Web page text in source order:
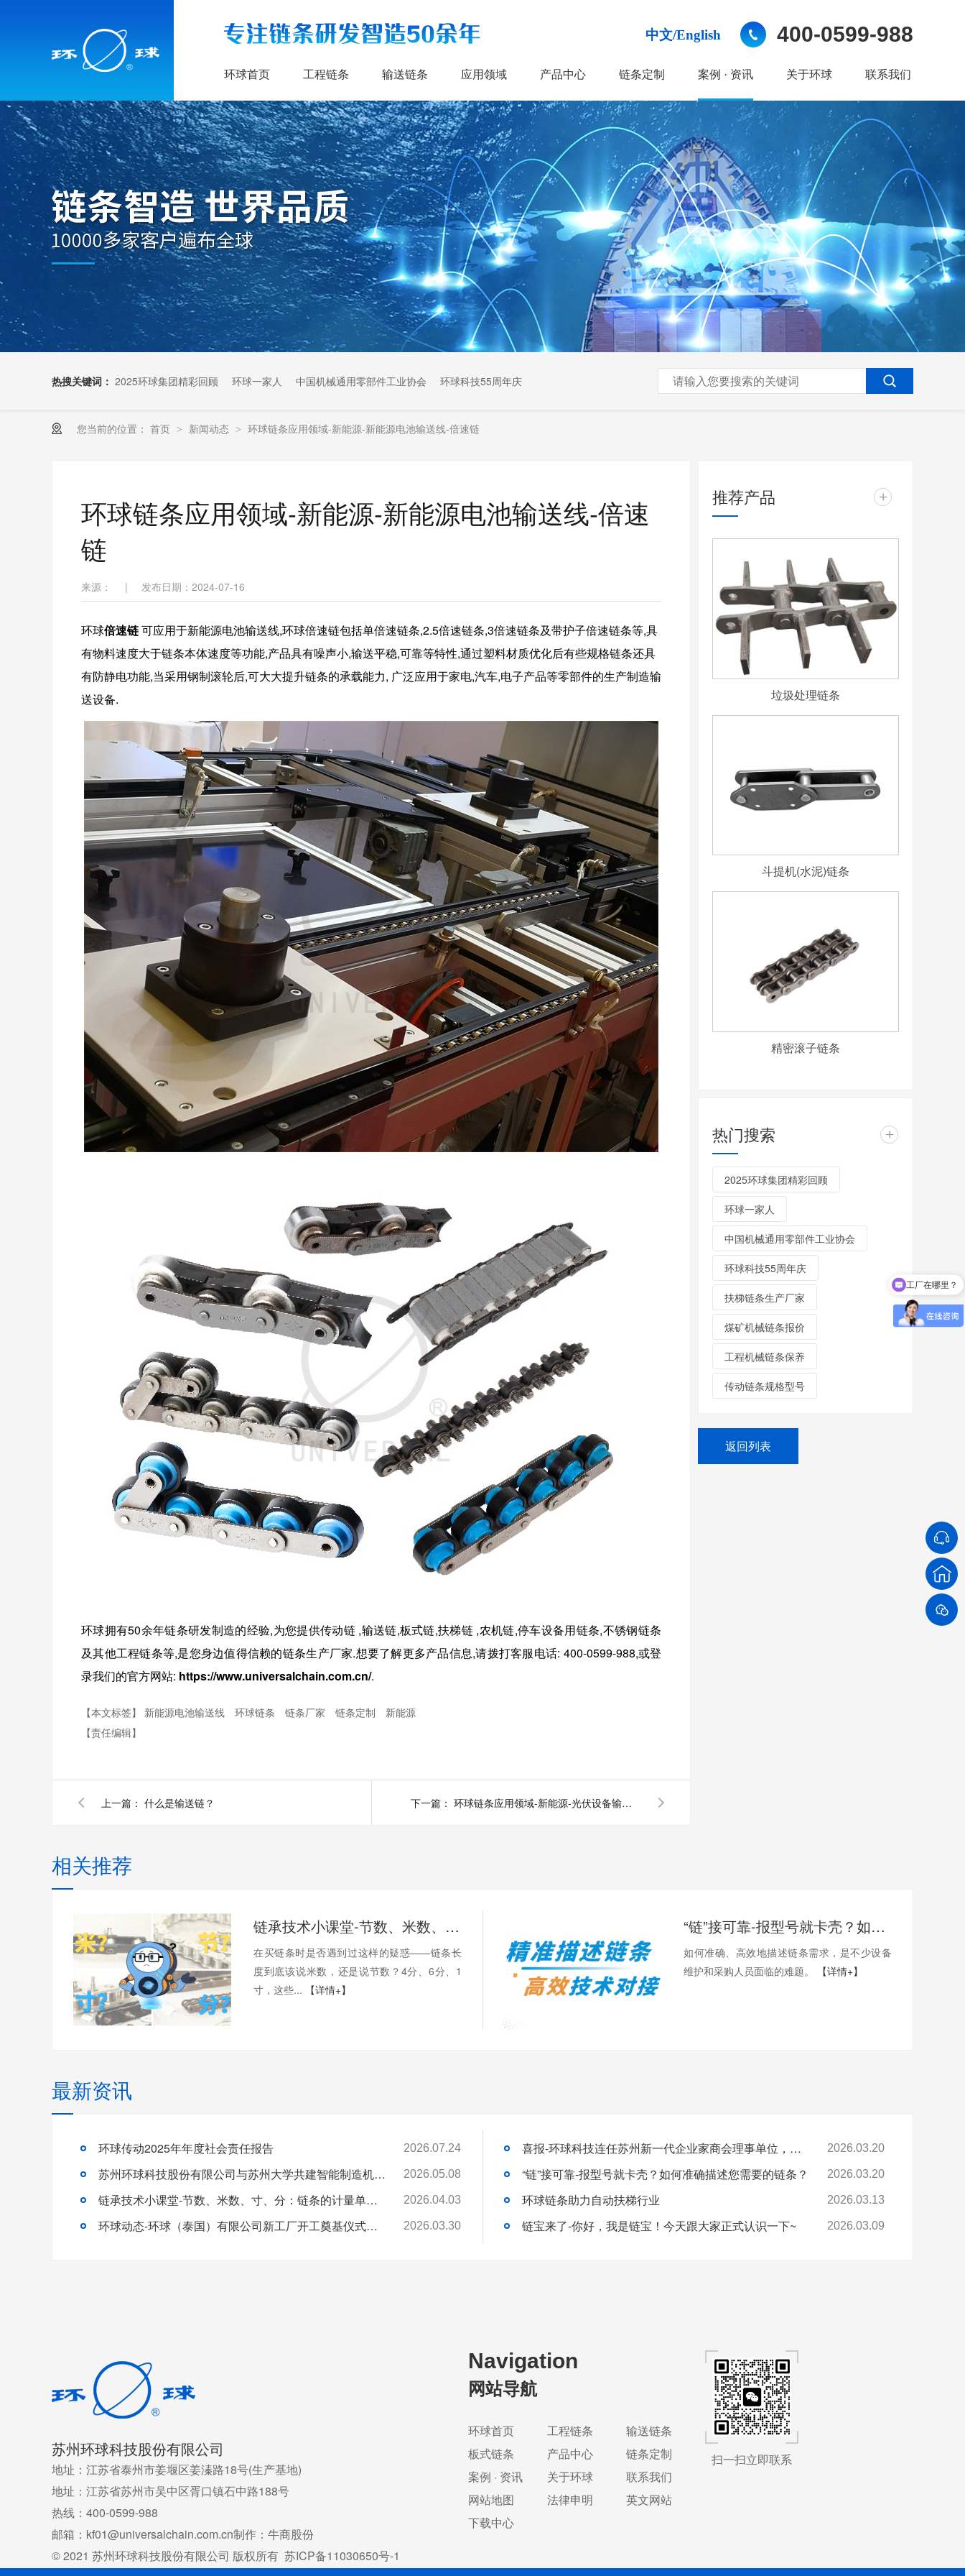
中文/English 400-0599-988
环球首页 工程链条 输送链条 应用领域 产品中心 链条定制 案例 · 资讯 关于环球 联系我们
热搜关键词： 2025环球集团精彩回顾 环球一家人 中国机械通用零部件工业协会 环球科技55周年庆
扶梯链条生产厂家
您当前的位置： 首页 > 新闻动态 > 环球链条应用领域-新能源-新能源电池输送线-倍速链
环球链条应用领域-新能源-新能源电池输送线-倍速
链
来源： | 发布日期：2024-07-16
环球倍速链可应用于新能源电池输送线,环球倍速链包括单倍速链条,2.5倍速链条,3倍速链条及带护子倍速链条等,具
有物料速度大于链条本体速度等功能,产品具有噪声小,输送平稳,可靠等特性,通过塑料材质优化后有些规格链条还具
有防静电功能,当采用钢制滚轮后,可大大提升链条的承载能力, 广泛应用于家电,汽车,电子产品等零部件的生产制造输
送设备.
环球拥有50余年链条研发制造的经验,为您提供传动链 ,输送链,板式链,扶梯链 ,农机链,停车设备用链条,不锈钢链条
及其他工程链条等,是您身边值得信赖的链条生产厂家.想要了解更多产品信息,请拨打客服电话: 400-0599-988,或登
录我们的官方网站: https://www.universalchain.com.cn/.
【本文标签】 新能源电池输送线 环球链条 链条厂家 链条定制
新能源
【责任编辑】
上一篇： 什么是输送链？ 下一篇： 环球链条应用领域-新能源-光伏设备输送线-短节距精密滚子链
推荐产品 +
垃圾处理链条
斗提机(水泥)链条
精密滚子链条
热门搜索 +
2025环球集团精彩回顾
环球一家人
中国机械通用零部件工业协会
环球科技55周年庆
扶梯链条生产厂家
煤矿机械链条报价
工程机械链条保养
传动链条规格型号
返回列表
相关推荐
链承技术小课堂-节数、米数、寸、分：链条的计量单位，你分得清吗？
在买链条时是否遇到过这样的疑惑——链条长
度到底该说米数，还是说节数？4分、6分、1
寸，这些...
【详情+】
“链”接可靠-报型号就卡壳？如何准确描述您需要的链条？
如何准确、高效地描述链条需求，是不少设备
维护和采购人员面临的难题。
【详情+】
最新资讯
环球传动2025年年度社会责任报告 2026.07.24
苏州环球科技股份有限公司与苏州大学共建智能制造机器人研究院 2026.05.08
链承技术小课堂-节数、米数、寸、分：链条的计量单位，你分得清吗？ 2026.04.03
环球动态-环球（泰国）有限公司新工厂开工奠基仪式圆满礼成！全球化战略迈出坚实一步 2026.03.30
喜报-环球科技连任苏州新一代企业家商会理事单位，总经理黄雅丹女士获“锐意进取奖” 2026.03.20
“链”接可靠-报型号就卡壳？如何准确描述您需要的链条？ 2026.03.20
环球链条助力自动扶梯行业 2026.03.13
链宝来了-你好，我是链宝！今天跟大家正式认识一下~ 2026.03.09
苏州环球科技股份有限公司
地址：江苏省泰州市姜堰区姜溱路18号(生产基地)
地址：江苏省苏州市吴中区胥口镇石中路188号
热线：400-0599-988
邮箱：kf01@universalchain.com.cn制作：牛商股份
© 2021 苏州环球科技股份有限公司 版权所有 苏ICP备11030650号-1
Navigation
网站导航
环球首页 工程链条
输送链条
板式链条
产品中心
链条定制
案例 · 资讯
关于环球
联系我们
网站地图
法律申明
英文网站
下载中心
扫一扫立即联系
工厂在哪里？